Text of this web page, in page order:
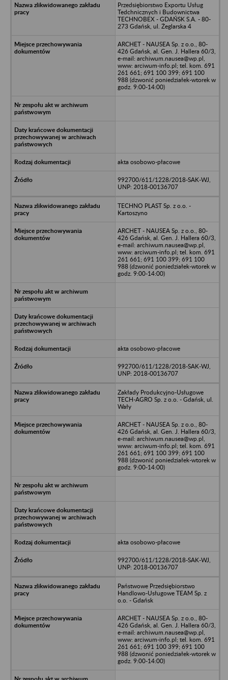
Przedsiębiorstwo Exportu Usług
Tedchnicznych i Budownictwa
TECHNOBEX - GDAŃSK S.A. - 80-
273 Gdańsk, ul. Żeglarska 4
ARCHET - NAUSEA Sp. z o.o., 80-
426 Gdańsk, al. Gen. J. Hallera 60/3,
e-mail: archiwum.nausea@wp.pl,
www: arciwum-info.pl; tel. kom. 691
261 661; 691 100 399; 691 100
988 (dzwonić poniedziałek-wtorek w
godz. 9:00-14:00)
akta osobowo-płacowe
992700/611/1228/2018-SAK-WJ,
UNP: 2018-00136707
TECHNO PLAST Sp. z o.o. -
Kartoszyno
ARCHET - NAUSEA Sp. z o.o., 80-
426 Gdańsk, al. Gen. J. Hallera 60/3,
e-mail: archiwum.nausea@wp.pl,
www: arciwum-info.pl; tel. kom. 691
261 661; 691 100 399; 691 100
988 (dzwonić poniedziałek-wtorek w
godz. 9:00-14:00)
akta osobowo-płacowe
992700/611/1228/2018-SAK-WJ,
UNP: 2018-00136707
Zakłady Produkcyjno-Usługowe
TECH-AGRO Sp. z o.o. - Gdańsk, ul.
Wały
ARCHET - NAUSEA Sp. z o.o., 80-
426 Gdańsk, al. Gen. J. Hallera 60/3,
e-mail: archiwum.nausea@wp.pl,
www: arciwum-info.pl; tel. kom. 691
261 661; 691 100 399; 691 100
988 (dzwonić poniedziałek-wtorek w
godz. 9:00-14:00)
akta osobowo-płacowe
992700/611/1228/2018-SAK-WJ,
UNP: 2018-00136707
Państwowe Przedsiębiorstwo
Handlowo-Usługowe TEAM Sp. z
o.o. - Gdańsk
ARCHET - NAUSEA Sp. z o.o., 80-
426 Gdańsk, al. Gen. J. Hallera 60/3,
e-mail: archiwum.nausea@wp.pl,
www: arciwum-info.pl; tel. kom. 691
261 661; 691 100 399; 691 100
988 (dzwonić poniedziałek-wtorek w
godz. 9:00-14:00)